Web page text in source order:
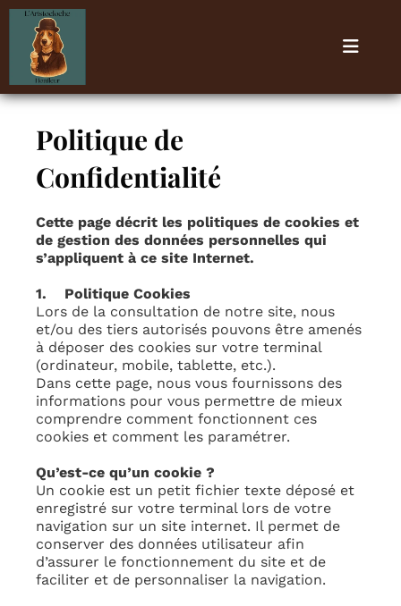
Politique de
Confidentialité
Cette page décrit les politiques de cookies et
de gestion des données personnelles qui
s’appliquent à ce site Internet.
1. Politique Cookies
Lors de la consultation de notre site, nous
et/ou des tiers autorisés pouvons être amenés
à déposer des cookies sur votre terminal
(ordinateur, mobile, tablette, etc.).
Dans cette page, nous vous fournissons des
informations pour vous permettre de mieux
comprendre comment fonctionnent ces
cookies et comment les paramétrer.
Qu’est-ce qu’un cookie ?
Un cookie est un petit fichier texte déposé et
enregistré sur votre terminal lors de votre
navigation sur un site internet. Il permet de
conserver des données utilisateur afin
d’assurer le fonctionnement du site et de
faciliter et de personnaliser la navigation.